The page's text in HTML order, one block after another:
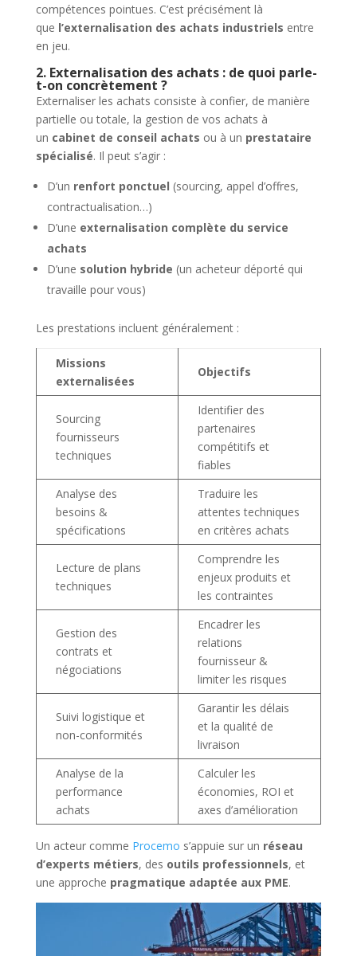
compétences pointues. C’est précisément là
que l’externalisation des achats industriels entre
en jeu.
2. Externalisation des achats : de quoi parle-
t-on concrètement ?
Externaliser les achats consiste à confier, de manière
partielle ou totale, la gestion de vos achats à
un cabinet de conseil achats ou à un prestataire
spécialisé. Il peut s’agir :
D’un renfort ponctuel (sourcing, appel d’offres,
contractualisation…)
D’une externalisation complète du service
achats
D’une solution hybride (un acheteur déporté qui
travaille pour vous)
Les prestations incluent généralement :
Missions
externalisées
Objectifs
Sourcing
fournisseurs
techniques
Identifier des
partenaires
compétitifs et
fiables
Analyse des
besoins &
spécifications
Traduire les
attentes techniques
en critères achats
Lecture de plans
techniques
Comprendre les
enjeux produits et
les contraintes
Gestion des
contrats et
négociations
Encadrer les
relations
fournisseur &
limiter les risques
Suivi logistique et
non-conformités
Garantir les délais
et la qualité de
livraison
Analyse de la
performance
achats
Calculer les
économies, ROI et
axes d’amélioration
Un acteur comme Procemo s’appuie sur un réseau
d’experts métiers, des outils professionnels, et
une approche pragmatique adaptée aux PME.